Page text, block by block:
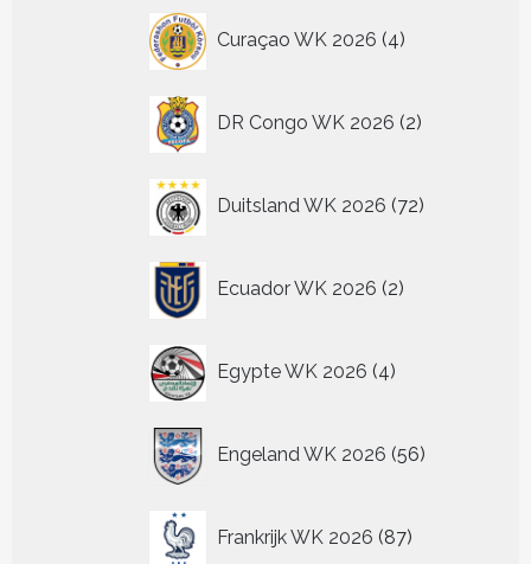
Curaçao WK 2026 4
producten
DR Congo WK 2026 2
producten
Duitsland WK 2026 72
producten
Ecuador WK 2026 2
producten
Egypte WK 2026 4
producten
Engeland WK 2026 56
producten
Frankrijk WK 2026 87
producten